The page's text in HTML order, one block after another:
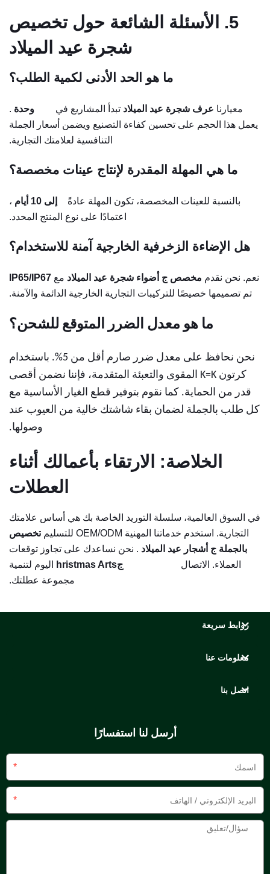
5. الأسئلة الشائعة حول تخصيص
شجرة عيد الميلاد
ما هو الحد الأدنى لكمية الطلب؟
معيارنا عرف شجرة عيد الميلاد تبدأ المشاريع في
.
يعمل هذا الحجم على تحسين كفاءة التصنيع ويضمن أسعار الجملة
التنافسية لعلامتك التجارية.
ما هي المهلة المقدرة لإنتاج عينات مخصصة؟
بالنسبة للعينات المخصصة، تكون المهلة عادةً
،
اعتمادًا على نوع المنتج المحدد.
هل الإضاءة الزخرفية الخارجية آمنة للاستخدام؟
نعم. نحن نقدم مخصص ج أضواء شجرة عيد الميلاد مع IP65/IP67
تم تصميمها خصيصًا للتركيبات التجارية الخارجية الدائمة والآمنة.
ما هو معدل الضرر المتوقع للشحن؟
نحن نحافظ على معدل ضرر صارم أقل من 5%. باستخدام
كرتون K=K المقوى والتعبئة المتقدمة، فإننا نضمن أقصى
قدر من الحماية. كما نقوم بتوفير قطع الغيار الأساسية مع
كل طلب بالجملة لضمان بقاء شاشتك خالية من العيوب عند
وصولها.
الخلاصة: الارتقاء بأعمالك أثناء
العطلات
في السوق العالمية، سلسلة التوريد الخاصة بك هي أساس علامتك
التجارية. استخدم خدماتنا المهنية OEM/ODM للتسليم
تخصيص
بالجملة ج أشجار عيد الميلاد . نحن نساعدك على تجاوز توقعات
العملاء. الاتصال
اليوم لتنمية
مجموعة عطلتك.
روابط سريعة
معلومات عنا
اتصل بنا
أرسل لنا استفسارًا
*
*